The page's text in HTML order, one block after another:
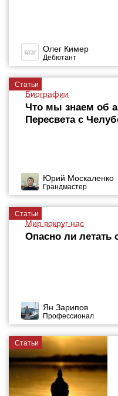
Олег Кимер
Дебютант
Статьи
Биографии
Что мы знаем об
Пересвета с
Юрий Москаленко
Грандмастер
Статьи
Мир вокруг нас
Опасно ли летать
Ян Зарипов
Профессионал
Статьи